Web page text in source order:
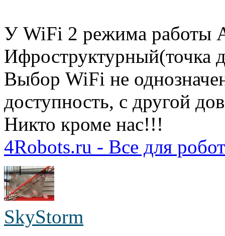
У WiFi 2 режима работы
Ифроструктурный(точка
Выбор WiFi не
доступность, с другой
Никто кроме нас!!!
4Robots.ru - Все для
SkyStorm